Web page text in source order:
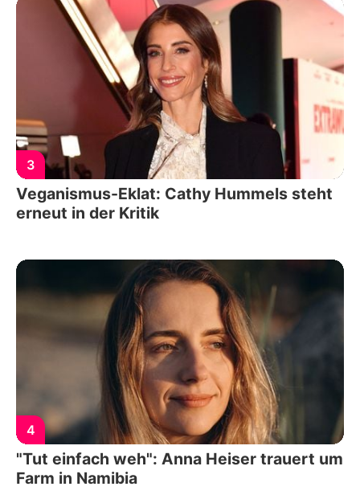
3
Veganismus-Eklat: Cathy Hummels steht
erneut in der Kritik
4
"Tut einfach weh": Anna Heiser trauert um
Farm in Namibia